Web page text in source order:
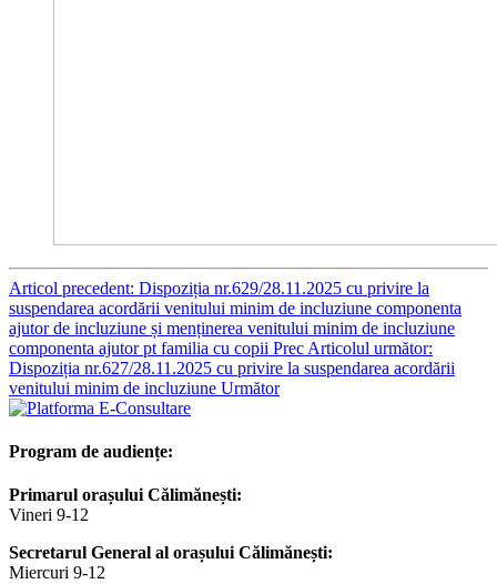
Articol precedent: Dispoziția nr.629/28.11.2025 cu privire la
suspendarea acordării venitului minim de incluziune componenta
ajutor de incluziune și menținerea venitului minim de incluziune
componenta ajutor pt familia cu copii Prec Articolul următor:
Dispoziția nr.627/28.11.2025 cu privire la suspendarea acordării
venitului minim de incluziune Următor
Program de audiențe:
Primarul orașului Călimănești:
Vineri 9-12
Secretarul General al orașului Călimănești:
Miercuri 9-12